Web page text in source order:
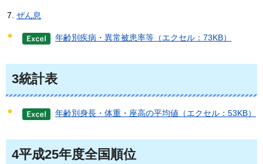
ぜん息
年齢別疾病・異常被患率等（エクセル：73KB）
3統計表
年齢別身長・体重・座高の平均値（エクセル：53KB）
4平成25年度全国順位